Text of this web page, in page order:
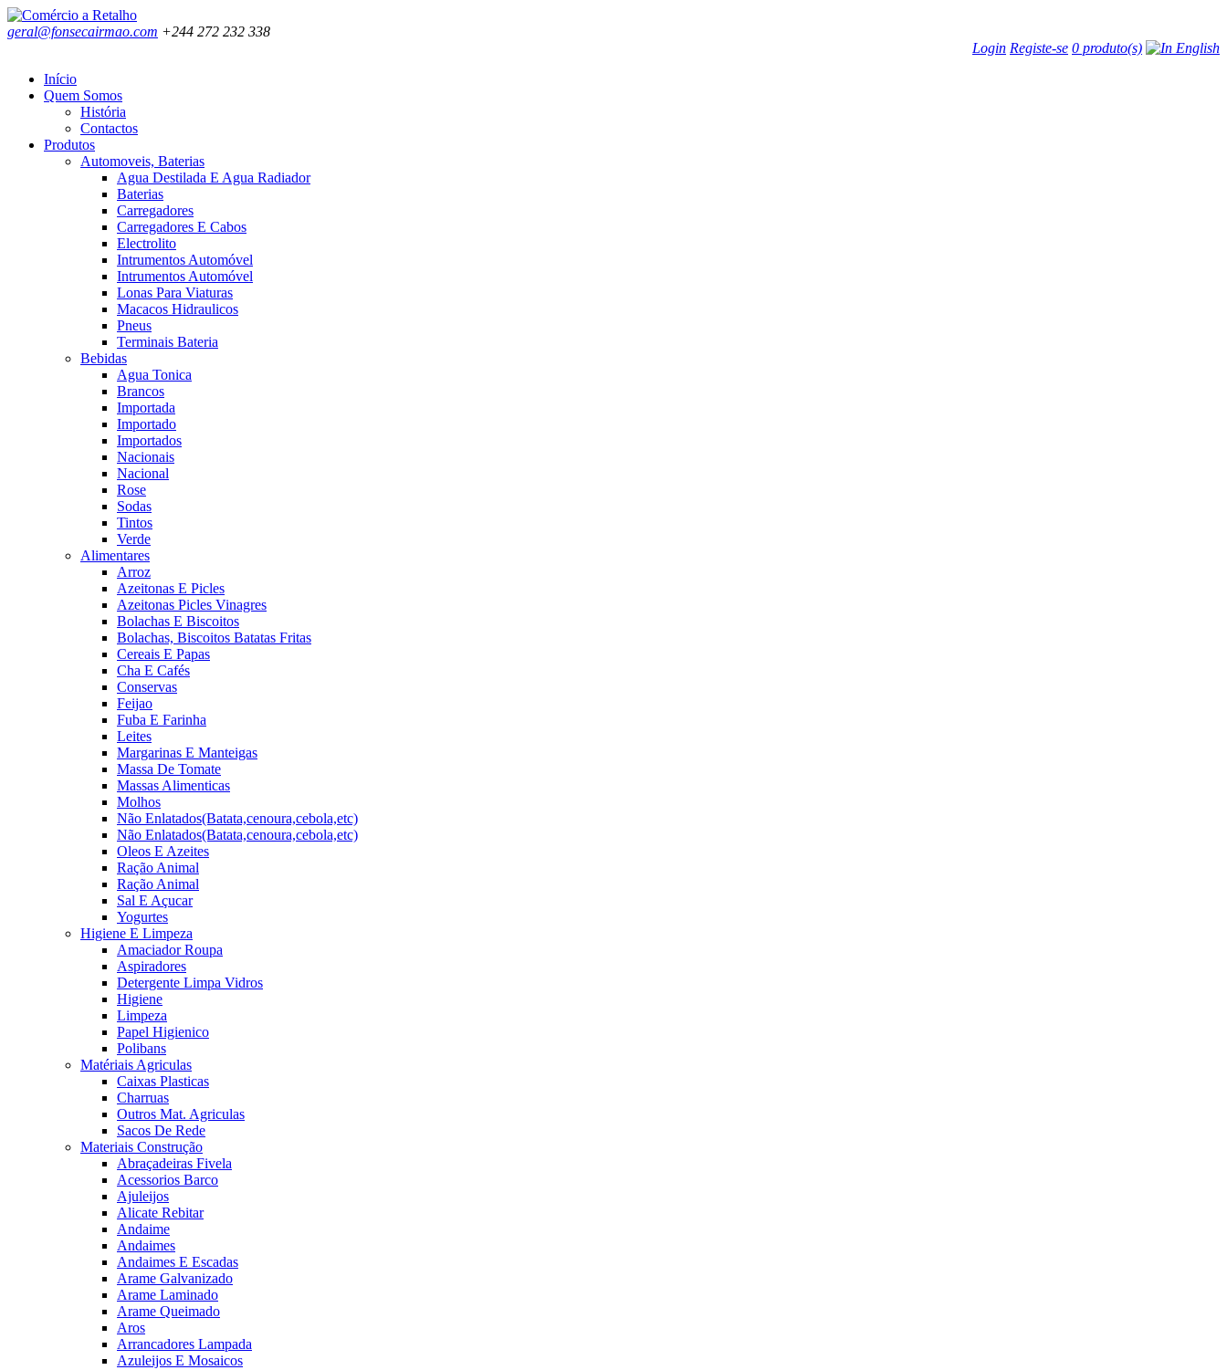
geral@fonsecairmao.com +244 272 232 338
Login Registe-se 0 produto(s)
Início
Quem Somos
História
Contactos
Produtos
Automoveis, Baterias
Agua Destilada E Agua Radiador
Baterias
Carregadores
Carregadores E Cabos
Electrolito
Intrumentos Automóvel
Intrumentos Automóvel
Lonas Para Viaturas
Macacos Hidraulicos
Pneus
Terminais Bateria
Bebidas
Agua Tonica
Brancos
Importada
Importado
Importados
Nacionais
Nacional
Rose
Sodas
Tintos
Verde
Alimentares
Arroz
Azeitonas E Picles
Azeitonas Picles Vinagres
Bolachas E Biscoitos
Bolachas, Biscoitos Batatas Fritas
Cereais E Papas
Cha E Cafés
Conservas
Feijao
Fuba E Farinha
Leites
Margarinas E Manteigas
Massa De Tomate
Massas Alimenticas
Molhos
Não Enlatados(Batata,cenoura,cebola,etc)
Não Enlatados(Batata,cenoura,cebola,etc)
Oleos E Azeites
Ração Animal
Ração Animal
Sal E Açucar
Yogurtes
Higiene E Limpeza
Amaciador Roupa
Aspiradores
Detergente Limpa Vidros
Higiene
Limpeza
Papel Higienico
Polibans
Matériais Agriculas
Caixas Plasticas
Charruas
Outros Mat. Agriculas
Sacos De Rede
Materiais Construção
Abraçadeiras Fivela
Acessorios Barco
Ajuleijos
Alicate Rebitar
Andaime
Andaimes
Andaimes E Escadas
Arame Galvanizado
Arame Laminado
Arame Queimado
Aros
Arrancadores Lampada
Azuleijos E Mosaicos